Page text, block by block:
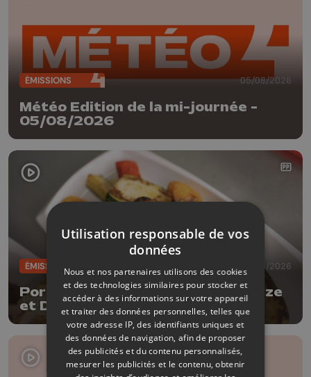
ÉMISSIONS 05/08/2026
Météo Edition de la mi-journée -
05/08/2026
ÉMISSIONS 04/08/2026
Porc à la bière Tripick avec Delhaize
et Dufrais
Utilisation responsable de vos
données
Nous et nos partenaires utilisons des cookies
et des technologies similaires pour stocker et
accéder à des informations sur votre appareil
et traiter des données personnelles, telles que
votre adresse IP, des identifiants uniques et
des données de navigation, afin de proposer
des publicités et du contenu personnalisés,
mesurer les publicités et le contenu, obtenir